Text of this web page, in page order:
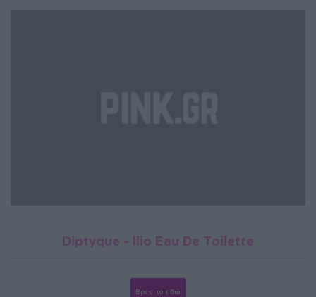
Diptyque - Ilio Eau De Toilette
Βρες το εδώ